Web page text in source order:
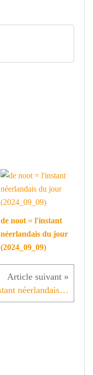
de noot = l'instant
néerlandais du jour
(2024_09_09)
een schimmel = instant néerlandais du jour (2021_12_02)